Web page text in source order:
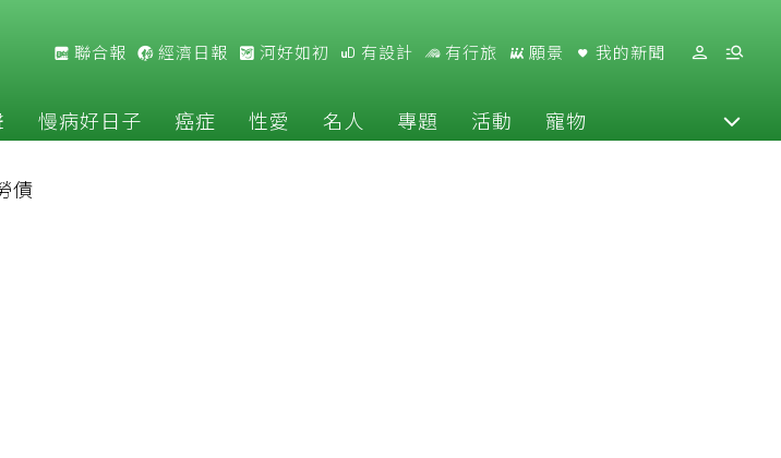
聯合報 經濟日報 河好如初 有設計 有行旅 願景 我的新聞
慢病好日子 癌症 性愛 名人 專題 活動 寵物
債